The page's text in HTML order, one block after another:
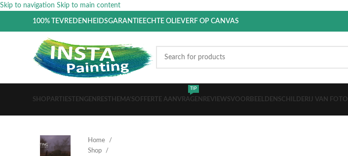
Skip to navigation Skip to main content
100% TEVREDENHEIDSGARANTIEECHTE OLIEVERF OP CANVAS
SHOPARTIESTEN GENRES THEMA’SOFFERTE AANVRAGEN
TIP
REVIEWSVOORBEELDEN SCHILDERIJ VAN FOTO
Home
Shop